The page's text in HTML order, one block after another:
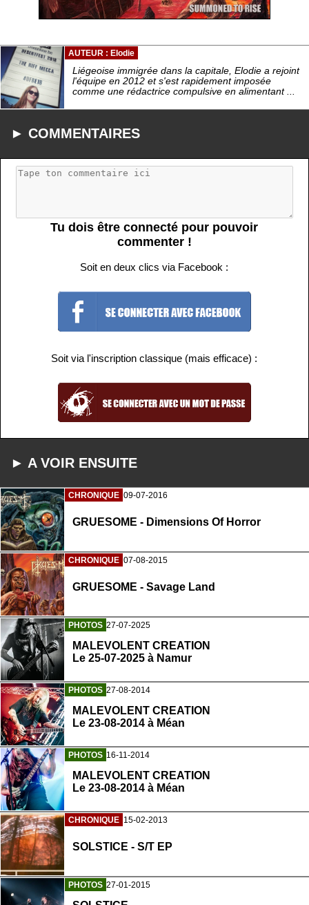
AUTEUR : Elodie
Liégeoise immigrée dans la capitale, Elodie a rejoint
l'équipe en 2012 et s'est rapidement imposée
comme une rédactrice compulsive en alimentant ...
► COMMENTAIRES
Tu dois être connecté pour pouvoir
commenter !
Soit en deux clics via Facebook :
Soit via l'inscription classique (mais efficace) :
► A VOIR ENSUITE
CHRONIQUE 09-07-2016
GRUESOME - Dimensions Of Horror
CHRONIQUE 07-08-2015
GRUESOME - Savage Land
PHOTOS 27-07-2025
MALEVOLENT CREATION
Le 25-07-2025 à Namur
PHOTOS 27-08-2014
MALEVOLENT CREATION
Le 23-08-2014 à Méan
PHOTOS 16-11-2014
MALEVOLENT CREATION
Le 23-08-2014 à Méan
CHRONIQUE 15-02-2013
SOLSTICE - S/T EP
PHOTOS 27-01-2015